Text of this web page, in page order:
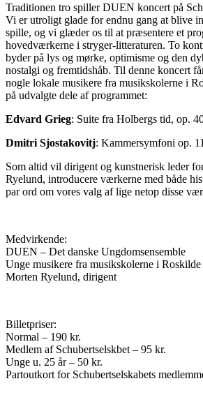
Traditionen tro spiller DUEN koncert på
Vi er utroligt glade for endnu gang at blive
spille, og vi glæder os til at præsentere et
hovedværkerne i stryger-litteraturen. To
byder på lys og mørke, optimisme og den
nostalgi og fremtidshåb. Til denne koncert
nogle lokale musikere fra musikskolerne i
på udvalgte dele af programmet:
Edvard Grieg: Suite fra Holbergs tid, op.
Dmitri Sjostakovitj: Kammersymfoni op.
Som altid vil dirigent og kunstnerisk leder
Ryelund, introducere værkerne med både
par ord om vores valg af lige netop disse
Medvirkende:
DUEN – Det danske Ungdomsensemble
Unge musikere fra musikskolerne i Roskilde
Morten Ryelund, dirigent
Billetpriser:
Normal – 190 kr.
Medlem af Schubertselskbet – 95 kr.
Unge u. 25 år – 50 kr.
Partoutkort for Schubertselskabets